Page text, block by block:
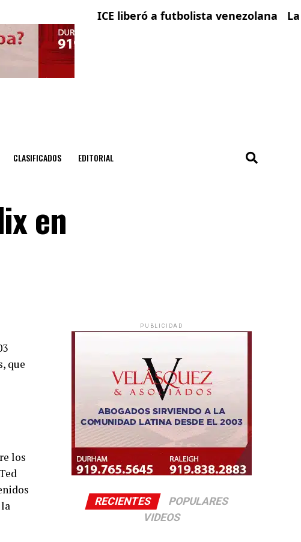
ICE liberó a futbolista venezolana conLa ciudad
CLASIFICADOS EDITORIAL
en
que
los
PUBLICIDAD
RECIENTES
POPULARES
VIDEOS